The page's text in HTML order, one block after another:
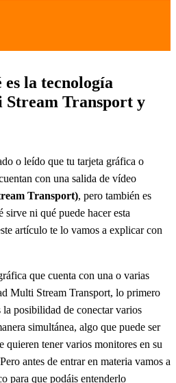
la tecnología
Transport y
o leído que tu tarjeta gráfica o
con una salida de vídeo
Transport), pero también es
sirve ni qué puede hacer esta
artículo te lo vamos a explicar con
que cuenta con una o varias
Multi Stream Transport, lo primero
la posibilidad de conectar varios
simultánea, algo que puede ser
quieren tener varios monitores en su
antes de entrar en materia vamos a
para que podáis entenderlo